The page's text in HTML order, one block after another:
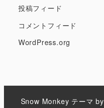
投稿フィード
コメントフィード
WordPress.org
Snow Monkey テーマ by